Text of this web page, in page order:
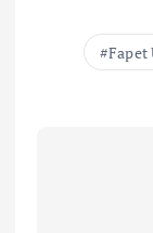
Fapet